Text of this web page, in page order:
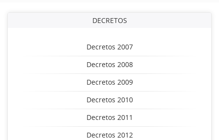
DECRETOS
Decretos 2007
Decretos 2008
Decretos 2009
Decretos 2010
Decretos 2011
Decretos 2012